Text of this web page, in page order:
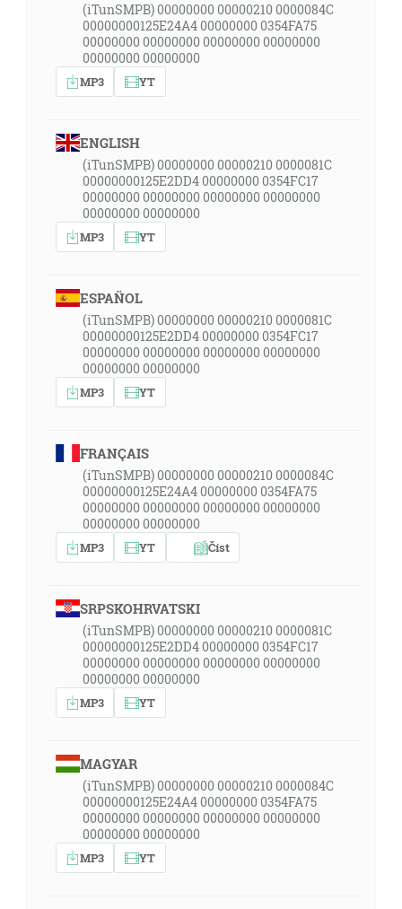
(iTunSMPB) 00000000 00000210 0000084C
00000000125E24A4 00000000 0354FA75
00000000 00000000 00000000 00000000
00000000 00000000
MP3 YT
ENGLISH
(iTunSMPB) 00000000 00000210 0000081C
00000000125E2DD4 00000000 0354FC17
00000000 00000000 00000000 00000000
00000000 00000000
MP3 YT
ESPAÑOL
(iTunSMPB) 00000000 00000210 0000081C
00000000125E2DD4 00000000 0354FC17
00000000 00000000 00000000 00000000
00000000 00000000
MP3 YT
FRANÇAIS
(iTunSMPB) 00000000 00000210 0000084C
00000000125E24A4 00000000 0354FA75
00000000 00000000 00000000 00000000
00000000 00000000
MP3 YT Číst
SRPSKOHRVATSKI
(iTunSMPB) 00000000 00000210 0000081C
00000000125E2DD4 00000000 0354FC17
00000000 00000000 00000000 00000000
00000000 00000000
MP3 YT
MAGYAR
(iTunSMPB) 00000000 00000210 0000084C
00000000125E24A4 00000000 0354FA75
00000000 00000000 00000000 00000000
00000000 00000000
MP3 YT